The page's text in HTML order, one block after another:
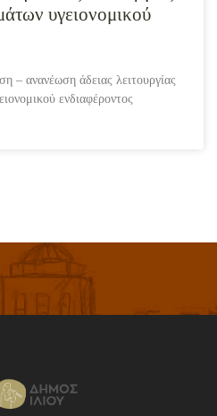
υγειονομικού
– ανανέωση άδειας λειτουργίας
ενδιαφέροντος